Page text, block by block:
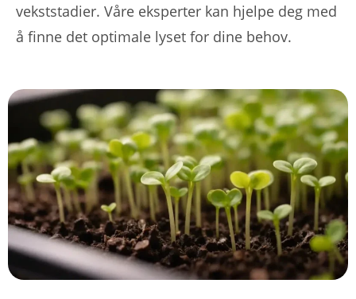
vekststadier. Våre eksperter kan hjelpe deg med
å finne det optimale lyset for dine behov.